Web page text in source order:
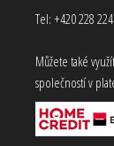
Tel: +420 228
Můžete také
společností v